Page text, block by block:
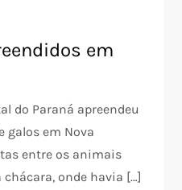
em
do Paraná apreendeu
galos em Nova
entre os animais
onde havia […]